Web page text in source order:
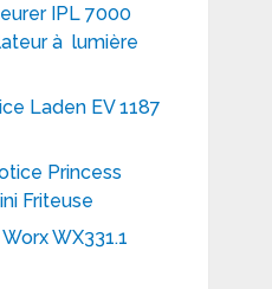
IPL 7000
à lumière
Laden EV 1187
Princess
Friteuse
WX331.1